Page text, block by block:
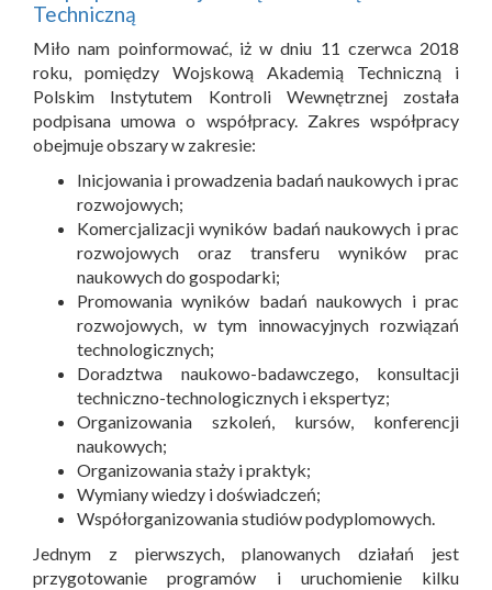
Techniczną
Miło nam poinformować, iż w dniu 11 czerwca 2018
roku, pomiędzy Wojskową Akademią Techniczną i
Polskim Instytutem Kontroli Wewnętrznej została
podpisana umowa o współpracy. Zakres współpracy
obejmuje obszary w zakresie:
Inicjowania i prowadzenia badań naukowych i prac
rozwojowych;
Komercjalizacji wyników badań naukowych i prac
rozwojowych oraz transferu wyników prac
naukowych do gospodarki;
Promowania wyników badań naukowych i prac
rozwojowych, w tym innowacyjnych rozwiązań
technologicznych;
Doradztwa naukowo-badawczego, konsultacji
techniczno-technologicznych i ekspertyz;
Organizowania szkoleń, kursów, konferencji
naukowych;
Organizowania staży i praktyk;
Wymiany wiedzy i doświadczeń;
Współorganizowania studiów podyplomowych.
Jednym z pierwszych, planowanych działań jest
przygotowanie programów i uruchomienie kilku